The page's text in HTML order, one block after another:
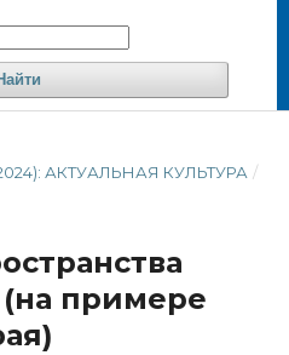
АКТУАЛЬНАЯ КУЛЬТУРА /
примере